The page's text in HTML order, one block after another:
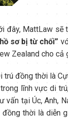
đây, MattLaw sẽ
hồ sơ bị từ chối”
Zealand cho cả
trú đồng thời là
lĩnh vực di
vấn tại Úc, Anh,
thời là diễn